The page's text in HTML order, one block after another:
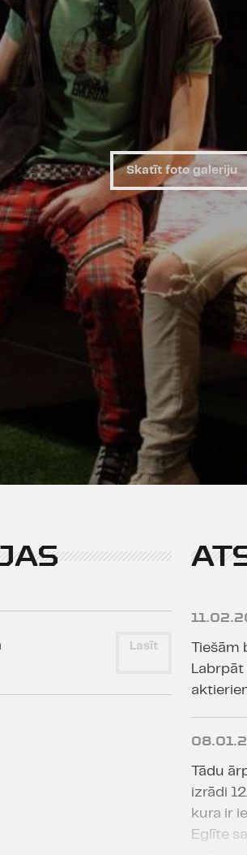
Skatīt foto galeriju
Lasīt
Tiešām
Labrpāt
Tādu
izrādi
kura ir
Eglīte